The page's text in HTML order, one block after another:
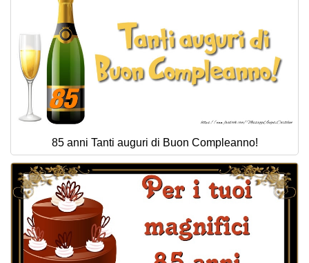
85 anni Tanti auguri di Buon Compleanno!